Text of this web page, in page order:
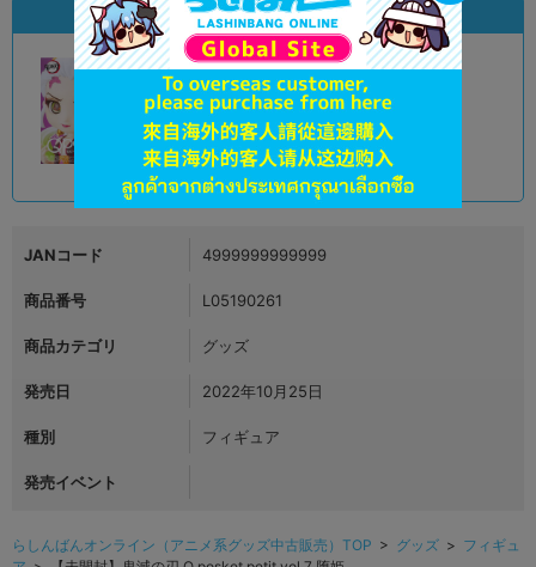
状態違いの同一商品
状態 :A
オンライン
品切状態 2,290 円 税込
JANコード 4999999999999
商品番号 L05190261
商品カテゴリ グッズ
発売日 2022年10月25日
種別 フィギュア
発売イベント
らしんばんオンライン（アニメ系グッズ中古販売）TOP > グッズ > フィギュ